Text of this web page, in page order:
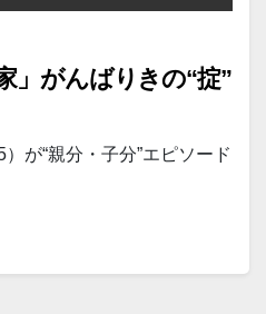
」がんばりきの“掟”
が“親分・子分”エピソード